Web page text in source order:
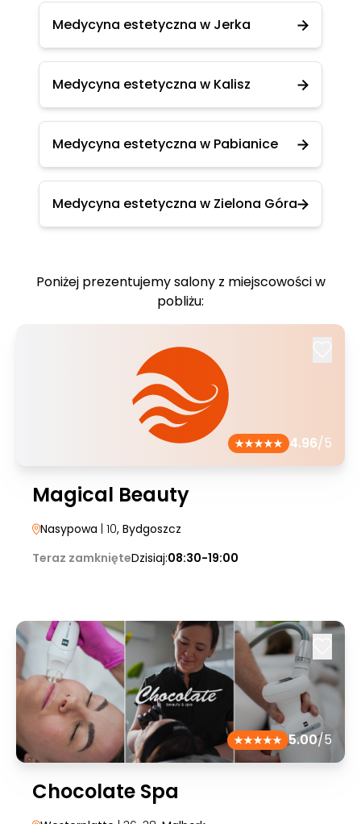
Medycyna estetyczna w Jerka
Medycyna estetyczna w Kalisz
Medycyna estetyczna w Pabianice
Medycyna estetyczna w Zielona Góra
Poniżej prezentujemy salony z miejscowości w
pobliżu:
4.96/5
Magical Beauty
Nasypowa | 10, Bydgoszcz
Teraz zamknięteDzisiaj:08:30-19:00
5.00/5
Chocolate Spa